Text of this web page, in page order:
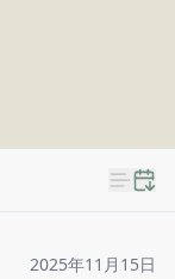
2025年11月15日